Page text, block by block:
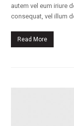
autem vel eum iriure
consequat, vel illum
Read More